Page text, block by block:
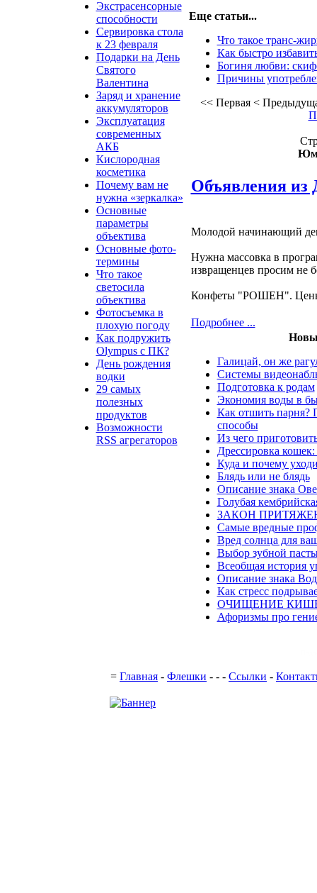
Экстрасенсорные
способности
Сервировка стола
к 23 февраля
Подарки на День
Святого
Валентина
Заряд и хранение
аккумуляторов
Эксплуатация
современных
АКБ
Кислородная
косметика
Почему вам не
нужна «зеркалка»
Основные
параметры
объектива
Основные фото-
термины
Что такое
светосила
объектива
Фотосъемка в
плохую погоду
Как подружить
Olympus c ПК?
День рождения
водки
29 самых
полезных
продуктов
Возможности
RSS агрегаторов
Еще статьи...
Что такое транс-
Как быстро
Богиня любви:
Причины
<< Первая<
Объявления
Молодой начинающий
Нужна массовка в
извращенцев просим не
Конфеты "РОШЕН". Цены
Подробнее ...
Галицай, он же
Системы
Подготовка к родам
Экономия воды в
Как отшить парня?
способы
Из чего
Дрессировка
Куда и почему
Блядь или не блядь
Описание знака
Голубая
ЗАКОН
Самые вредные
Вред солнца для
Выбор зубной
Всеобщая история
Описание знака
Как стресс
ОЧИЩЕНИЕ
Афоризмы про
= Главная - Флешки - - - Ссылки -